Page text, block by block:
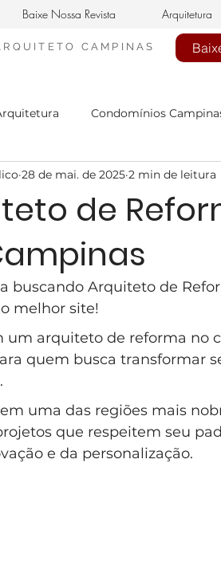
Baixe Nossa Revista Arquitetura
CAMPINAS
Condomínios
Engenheiro Civil em Campinas
design de interiores
Casa Neoclássica
Estilo Clássico Casa Clássica
Condomínio Sainte Anne
de
28 de mai. de 2025 2 min de leitura
buscando Arquiteto de
melhor site!
um arquiteto de reforma no
quem busca transformar
uma das regiões mais
que respeitem seu
e da personalização.